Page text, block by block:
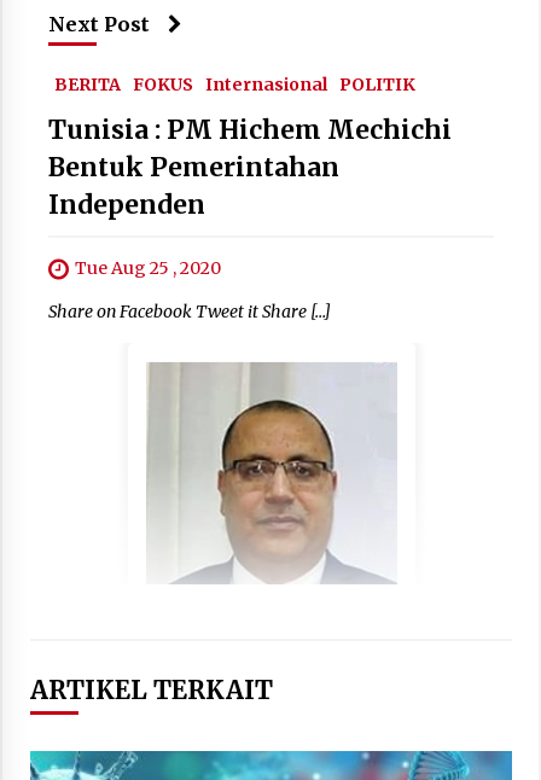
Next Post
BERITA FOKUS Internasional POLITIK
Tunisia : PM Hichem Mechichi
Bentuk Pemerintahan
Independen
Tue Aug 25 , 2020
Share on Facebook Tweet it Share […]
ARTIKEL TERKAIT